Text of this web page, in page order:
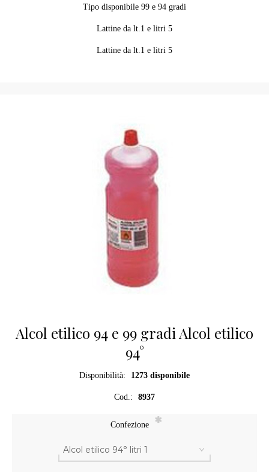
Tipo disponibile 99 e 94 gradi
Lattine da lt.1 e litri 5
Lattine da lt.1 e litri 5
Alcol etilico 94 e 99 gradi Alcol etilico
94°
Disponibilità: 1273 disponibile
Cod.: 8937
Confezione *